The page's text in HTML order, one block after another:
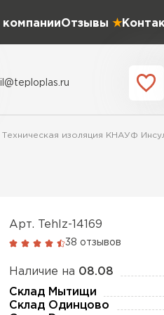
Отзывы
Техническая изоляция КНАУФ
Арт. TehIz-14169
38 отзывов
Наличие на 08.08
Склад Мытищи
Склад Одинцово
Утеплитель Дирок
ПЕРЕЙТИ